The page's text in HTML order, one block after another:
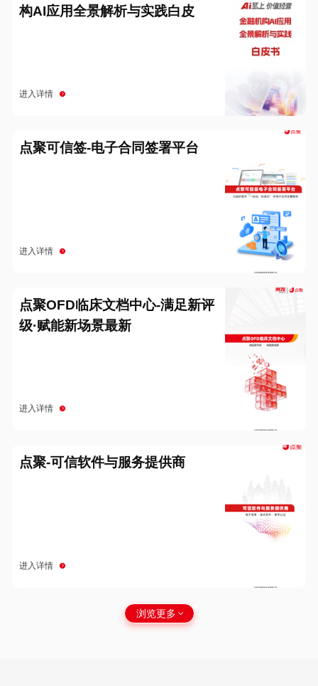
构AI应用全景解析与实践白皮
进入详情
点聚可信签-电子合同签署平台
进入详情
点聚OFD临床文档中心-满足新评
级·赋能新场景最新
进入详情
点聚-可信软件与服务提供商
进入详情
浏览更多